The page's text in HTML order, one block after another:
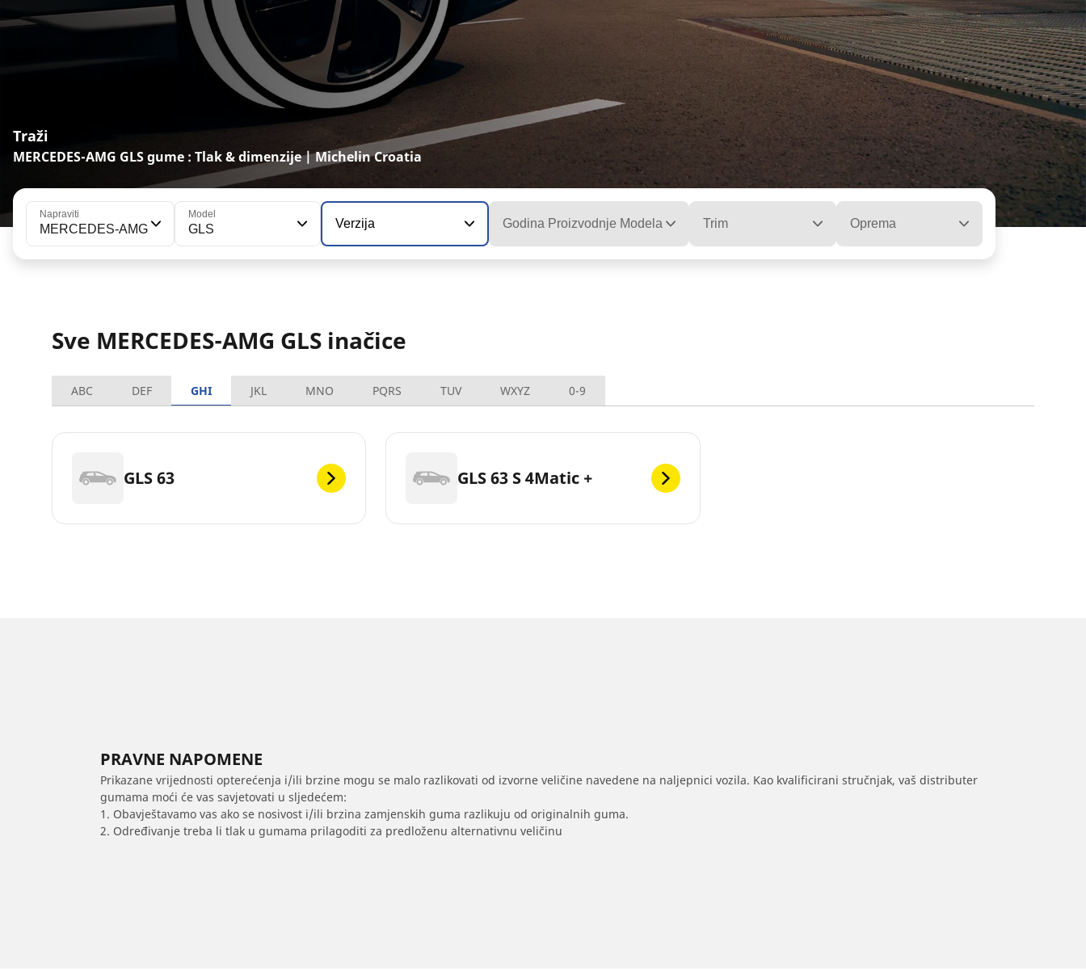
Traži
MERCEDES-AMG GLS gume : Tlak & dimenzije | Michelin Croatia
Napraviti
MERCEDES-AMG
Model
GLS Verzija Godina Proizvodnje Modela Trim Oprema
Sve MERCEDES-AMG GLS inačice
ABC DEF GHI JKL MNO PQRS TUV WXYZ 0-9
GLS 63 GLS 63 S 4Matic +
PRAVNE NAPOMENE
Prikazane vrijednosti opterećenja i/ili brzine mogu se malo razlikovati od izvorne veličine navedene na naljepnici vozila. Kao kvalificirani stručnjak, vaš distributer
gumama moći će vas savjetovati u sljedećem:
1. Obavještavamo vas ako se nosivost i/ili brzina zamjenskih guma razlikuju od originalnih guma.
2. Određivanje treba li tlak u gumama prilagoditi za predloženu alternativnu veličinu